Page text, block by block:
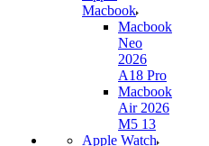
Macbook
Macbook
Neo
2026
A18 Pro
Macbook
Air 2026
M5 13
Apple Watch